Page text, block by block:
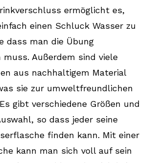
ermöglicht es,
einen Schluck Wasser zu
dass man die Übung
muss. Außerdem sind viele
aus nachhaltigem Material
sie zur umweltfreundlichen
gibt verschiedene Größen und
so dass jeder seine
finden kann. Mit einer
kann man sich voll auf sein